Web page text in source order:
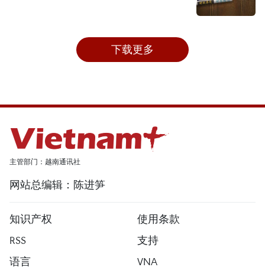
下载更多
主管部门：越南通讯社
网站总编辑：陈进笋
知识产权
使用条款
RSS
支持
语言
VNA